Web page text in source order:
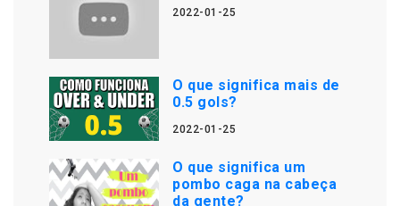
2022-01-25
O que significa mais de
0.5 gols?
2022-01-25
O que significa um
pombo caga na cabeça
da gente?